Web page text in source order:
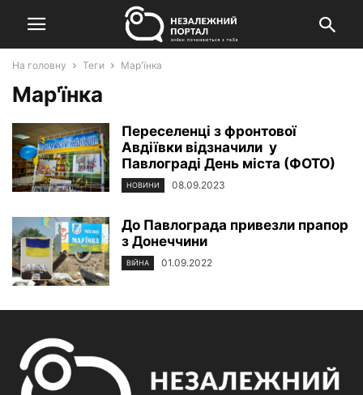
На головну Теги Мар'їнка
Мар'їнка
Переселенці з фронтової
Авдіївки відзначили у
Павлограді День міста (ФОТО)
НОВИНИ 08.09.2023
До Павлограда привезли прапор
з Донеччини
ВІЙНА 01.09.2022